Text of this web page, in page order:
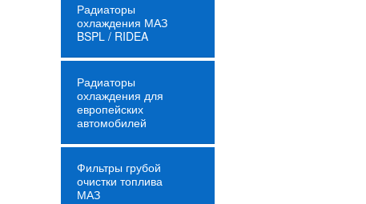
Радиаторы
охлаждения МАЗ
BSPL / RIDEA
Радиаторы
охлаждения для
европейских
автомобилей
Фильтры грубой
очистки топлива
МАЗ